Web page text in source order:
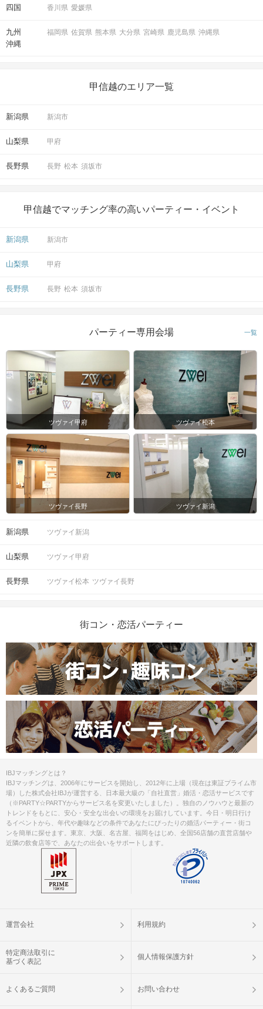
四国 香川県 愛媛県
九州
沖縄
福岡県 佐賀県 熊本県 大分県 宮崎県 鹿児島県 沖縄県
甲信越のエリア一覧
新潟県 新潟市
山梨県 甲府
長野県 長野 松本 須坂市
甲信越でマッチング率の高いパーティー・イベント
新潟県 新潟市
山梨県 甲府
長野県 長野 松本 須坂市
パーティー専用会場 一覧
ツヴァイ甲府 ツヴァイ松本
ツヴァイ長野 ツヴァイ新潟
新潟県 ツヴァイ新潟
山梨県 ツヴァイ甲府
長野県 ツヴァイ松本 ツヴァイ長野
街コン・恋活パーティー
IBJマッチングとは？
IBJマッチングは、2006年にサービスを開始し、2012年に上場（現在は東証プライム市
場）した株式会社IBJが運営する、日本最大級の「自社直営」婚活・恋活サービスです
（※PARTY☆PARTYからサービス名を変更いたしました）。独自のノウハウと最新の
トレンドをもとに、安心・安全な出会いの環境をお届けしています。今日・明日行け
るイベントから、年代や趣味などの条件であなたにぴったりの婚活パーティー・街コ
ンを簡単に探せます。東京、大阪、名古屋、福岡をはじめ、全国56店舗の直営店舗や
近隣の飲食店等で、あなたの出会いをサポートします。
運営会社 利用規約
特定商法取引に
基づく表記
個人情報保護方針
よくあるご質問 お問い合わせ